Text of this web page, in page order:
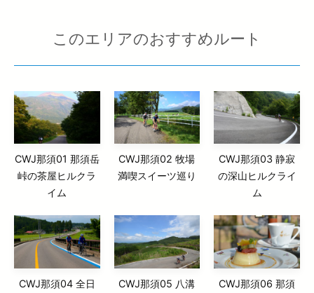
このエリアのおすすめルート
CWJ那須01 那須岳
峠の茶屋ヒルクラ
イム
CWJ那須02 牧場
満喫スイーツ巡り
CWJ那須03 静寂
の深山ヒルクライ
ム
CWJ那須04 全日
CWJ那須05 八溝
CWJ那須06 那須